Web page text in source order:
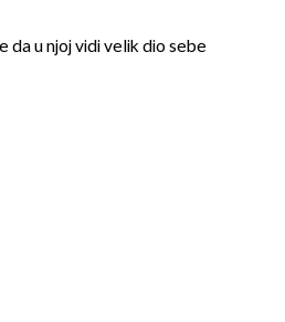
da u njoj vidi velik dio sebe